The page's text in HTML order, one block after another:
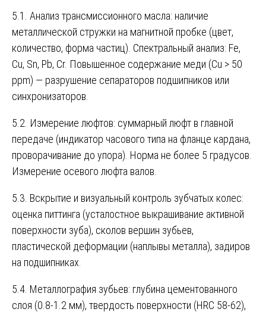
5.1. Анализ трансмиссионного масла: наличие
металлической стружки на магнитной пробке (цвет,
количество, форма частиц). Спектральный анализ: Fe,
Cu, Sn, Pb, Cr. Повышенное содержание меди (Cu > 50
ppm) — разрушение сепараторов подшипников или
синхронизаторов.
5.2. Измерение люфтов: суммарный люфт в главной
передаче (индикатор часового типа на фланце кардана,
проворачивание до упора). Норма не более 5 градусов.
Измерение осевого люфта валов.
5.3. Вскрытие и визуальный контроль зубчатых колес:
оценка питтинга (усталостное выкрашивание активной
поверхности зуба), сколов вершин зубьев,
пластической деформации (наплывы металла), задиров
на подшипниках.
5.4. Металлография зубьев: глубина цементованного
слоя (0.8-1.2 мм), твердость поверхности (HRC 58-62),